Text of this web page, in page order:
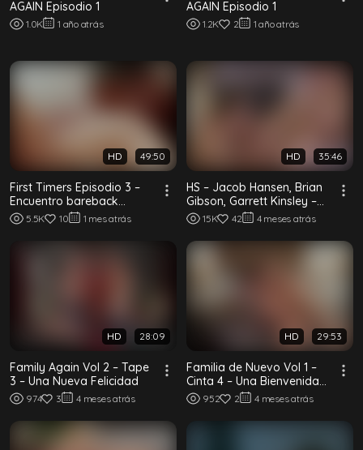
AGAIN Episodio 1
1.0K 1 año atrás
AGAIN Episodio 1
1.2K 2 1 año atrás
HD 49:50
First Timers Episodio 3 –
Encuentro bareback
interracial entre twinks
5.5K 10 1 mes atrás
HD 35:46
HS – Jacob Hansen, Brian
Gibson, Garrett Kinsley –
La Casa del Lago: Episodio
Tres
15K 42 4 meses atrás
HD 28:09
Family Again Vol 2 – Tape
3 – Una Nueva Felicidad
974 3 4 meses atrás
HD 29:53
Familia de Nuevo Vol 1 –
Cinta 4 – Una Bienvenida
Apropiada
952 2 4 meses atrás